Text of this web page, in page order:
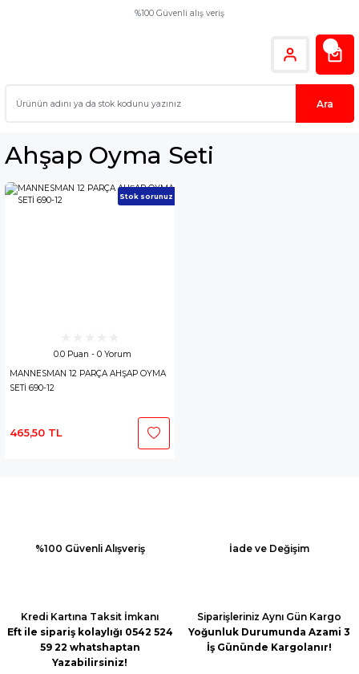
%100 Güvenli alış veriş
Ara
Ahşap Oyma Seti
Stok sorunuz
0.0 Puan - 0 Yorum
MANNESMAN 12 PARÇA AHŞAP OYMA
SETİ 690-12
465,50 TL
%100 Güvenli Alışveriş İade ve Değişim
Kredi Kartına Taksit İmkanı
Eft ile sipariş kolaylığı 0542 524
59 22 whatshaptan
Yazabilirsiniz!
Siparişleriniz Aynı Gün Kargo
Yoğunluk Durumunda Azami 3
İş Gününde Kargolanır!